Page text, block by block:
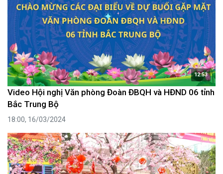
12:53
Video Hội nghị Văn phòng Đoàn ĐBQH và HĐND 06 tỉnh
Bắc Trung Bộ
18:00, 16/03/2024